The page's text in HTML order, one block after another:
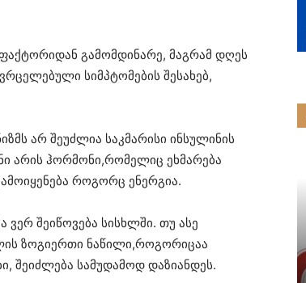
გამომდინარე, მაგრამ დღეს
სიმპტომების შესახებ,
არ შეუძლია საკმარისი ინსულინის
არის ჰორმონი,რომელიც ეხმარება
როგორც ენერგია.
შეიწოვება სისხლში. თუ ასე
ზოგიერთი ნაწილი,როგორიცაა
შეიძლება სამუდამოდ დაზიანდეს.